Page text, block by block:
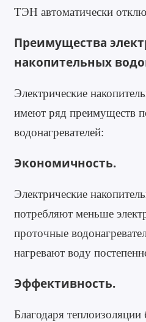
ТЭН автоматически
Преимущества
накопительных
Электрические
имеют ряд преимуществ
водонагревателей:
Экономичность.
Электрические
потребляют меньше
проточные
нагревают воду
Эффективность.
Благодаря